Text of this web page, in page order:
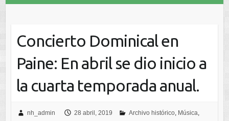
Concierto Dominical en
Paine: En abril se dio inicio a
la cuarta temporada anual.
nh_admin 28 abril, 2019 Archivo histórico, Música,